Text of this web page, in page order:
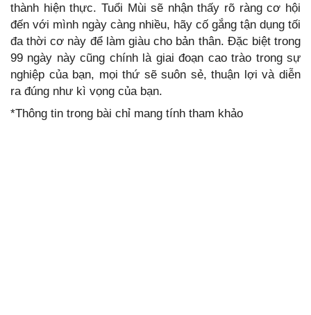
thành hiện thực. Tuổi Mùi sẽ nhận thấy rõ ràng cơ hội
đến với mình ngày càng nhiều, hãy cố gắng tận dụng tối
đa thời cơ này để làm giàu cho bản thân. Đặc biệt trong
99 ngày này cũng chính là giai đoạn cao trào trong sự
nghiệp của bạn, mọi thứ sẽ suôn sẻ, thuận lợi và diễn
ra đúng như kì vọng của bạn.
*Thông tin trong bài chỉ mang tính tham khảo